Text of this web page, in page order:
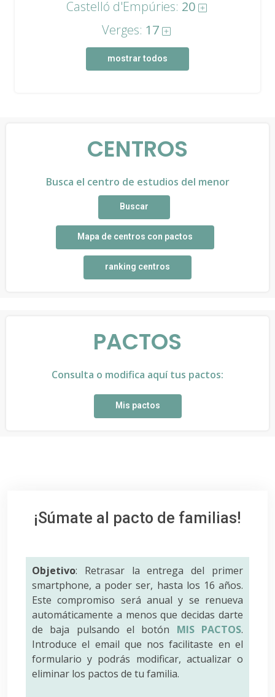
Castelló d'Empúries: 20
Verges: 17
mostrar todos
CENTROS
Busca el centro de estudios del menor
Buscar
Mapa de centros con pactos
ranking centros
PACTOS
Consulta o modifica aquí tus pactos:
Mis pactos
¡Súmate al pacto de familias!
Objetivo: Retrasar la entrega del primer
smartphone, a poder ser, hasta los 16 años.
Este compromiso será anual y se renueva
automáticamente a menos que decidas darte
de baja pulsando el botón MIS PACTOS.
Introduce el email que nos facilitaste en el
formulario y podrás modificar, actualizar o
eliminar los pactos de tu familia.